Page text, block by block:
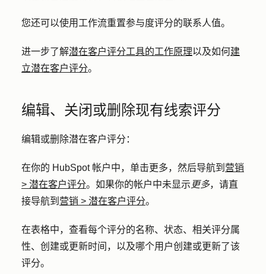
您还可以使用工作流重置参与度评分的联系人值。
进一步了解潜在客户评分工具的工作原理以及如何建
立潜在客户评分。
编辑、关闭或删除现有线索评分
编辑或删除潜在客户评分：
在你的 HubSpot 帐户中，单击更多，然后导航到 营销
> 潜在客户评分。如果你的帐户中未显示 更多，请直
接导航到 营销 > 潜在客户评分。
在表格中，查看每个评分的名称、状态、相关评分属
性、创建或更新时间，以及哪个用户创建或更新了该
评分。